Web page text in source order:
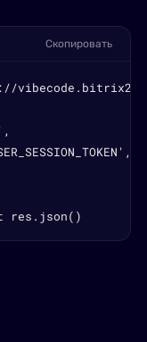
Скопировать
res.json()